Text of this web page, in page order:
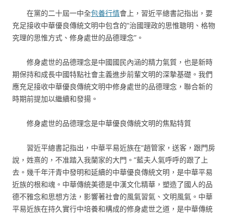
在黨的二十屆一中全包養行情會上，習近平總書記指出，要
充足接收中華優良傳統文明中包含的“治國理政的思惟聰明、格物
究理的思惟方式、修身處世的品德理念”。
修身處世的品德理念是中國國民內涵的精力氣質，也是新時
期保持和成長中國特點社會主義進步前輩文明的深摯基礎。我們
應充足接收中華優良傳統文明中修身處世的品德理念，聯合新的
時期前提加以繼續和發揚。
修身處世的品德理念是中華優良傳統文明的焦點特質
習近平總書記指出，中華平易近族在“趙管家，送客，跟門房
說，姓熹的，不准踏入我蘭家的大門。”藍夫人氣呼呼的跟了上
去。幾千年汗青中發明和延續的中華優良傳統文明，是中華平易
近族的根和魂。中華傳統美德是中漢文化精華，塑造了國人的品
德不雅念和思想方法，影響著社會的風氣習氣、文明風氣。中華
平易近族在持久實行中培養和構成的修身處世之道，是中華傳統